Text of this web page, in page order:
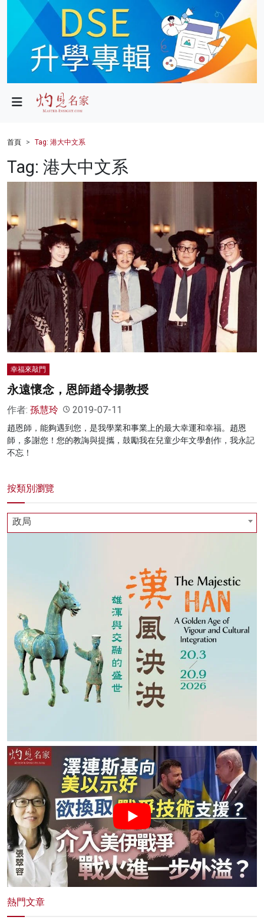
政局
財經
健康
科技
影片
名家榜
灼見活動
關於我們
首頁 Tag: 港大中文系
Tag: 港大中文系
幸福來敲門
永遠懷念，恩師趙令揚教授
作者: 孫慧玲 2019-07-11
趙恩師，能夠遇到您，是我學業和事業上的最大幸運和幸福。趙恩
師，多謝您！您的教誨與提攜，鼓勵我在兒童少年文學創作，我永記
不忘！
按類別瀏覽
政局
熱門文章